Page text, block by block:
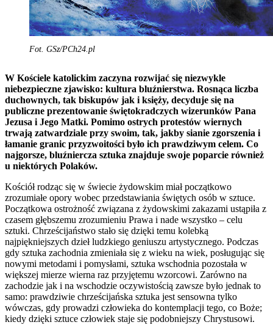
Fot. GSz/PCh24.pl
W Kościele katolickim zaczyna rozwijać się niezwykle
niebezpieczne zjawisko: kultura bluźnierstwa. Rosnąca liczba
duchownych, tak biskupów jak i księży, decyduje się na
publiczne prezentowanie świętokradczych wizerunków Pana
Jezusa i Jego Matki. Pomimo ostrych protestów wiernych
trwają zatwardziale przy swoim, tak, jakby sianie zgorszenia i
łamanie granic przyzwoitości było ich prawdziwym celem. Co
najgorsze, bluźniercza sztuka znajduje swoje poparcie również
u niektórych Polaków.
Kościół rodząc się w świecie żydowskim miał początkowo
zrozumiałe opory wobec przedstawiania świętych osób w sztuce.
Początkowa ostrożność związana z żydowskimi zakazami ustąpiła z
czasem głębszemu zrozumieniu Prawa i nade wszystko – celu
sztuki. Chrześcijaństwo stało się dzięki temu kolebką
najpiękniejszych dzieł ludzkiego geniuszu artystycznego. Podczas
gdy sztuka zachodnia zmieniała się z wieku na wiek, posługując się
nowymi metodami i pomysłami, sztuka wschodnia pozostała w
większej mierze wierna raz przyjętemu wzorcowi. Zarówno na
zachodzie jak i na wschodzie oczywistością zawsze było jednak to
samo: prawdziwie chrześcijańska sztuka jest sensowna tylko
wówczas, gdy prowadzi człowieka do kontemplacji tego, co Boże;
kiedy dzięki sztuce człowiek staje się podobniejszy Chrystusowi.